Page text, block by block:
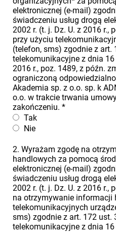
elektronicznej (e-mail)
świadczeniu usług drogą
2002 r. (t. j. Dz. U. z 2016 r.,
przy użyciu
(telefon, sms) zgodnie z art.
telekomunikacyjne z dnia
2016 r., poz. 1489, z późn.
ograniczoną
Akademia sp. z o.o. sp. k
o.o. w trakcie trwania
zakończeniu. *
Tak
Nie
2. Wyrażam zgodę na
handlowych za pomocą
elektronicznej (e-mail)
świadczeniu usług drogą
2002 r. (t. j. Dz. U. z 2016 r.,
na otrzymywanie informacji
telekomunikacyjnych
sms) zgodnie z art. 172 ust.
telekomunikacyjne z dnia